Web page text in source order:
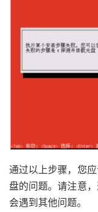
通过以上步骤，您
盘的问题。请注意
会遇到其他问题。